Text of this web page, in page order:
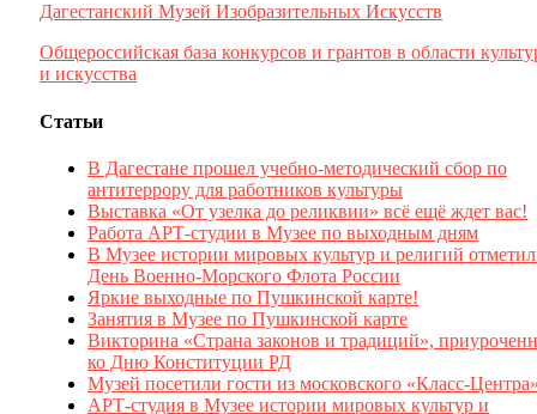
Дагестанский Музей Изобразительных Искусств
Общероссийская база конкурсов и грантов в области
и искусства
Статьи
В Дагестане прошел учебно-методический сбор по
антитеррору для работников культуры
Выставка «От узелка до реликвии» всё ещё ждет вас!
Работа АРТ-студии в Музее по выходным дням
В Музее истории мировых культур и религий
День Военно-Морского Флота России
Яркие выходные по Пушкинской карте!
Занятия в Музее по Пушкинской карте
Викторина «Страна законов и традиций»,
ко Дню Конституции РД
Музей посетили гости из московского «Класс-
АРТ-студия в Музее истории мировых культур и